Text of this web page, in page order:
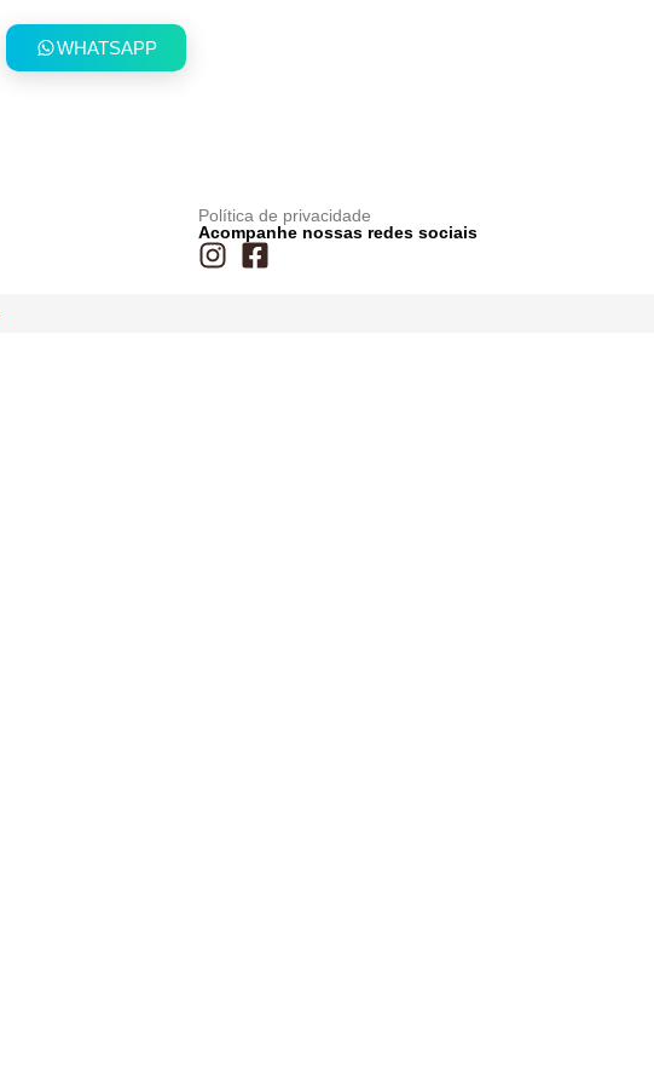
WHATSAPP
Política de privacidade
Acompanhe nossas redes sociais